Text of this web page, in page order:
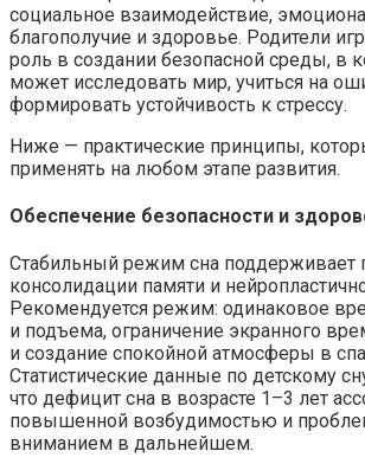
социальное взаимодействие,
благополучие и здоровье. Родители
роль в создании безопасной среды, в
может исследовать мир, учиться на
формировать устойчивость к стрессу.
Ниже — практические принципы,
применять на любом этапе развития.
Обеспечение безопасности и
Стабильный режим сна поддерживает
консолидации памяти и
Рекомендуется режим: одинаковое
и подъема, ограничение экранного
и создание спокойной атмосферы в
Статистические данные по детскому
что дефицит сна в возрасте 1–3 лет
повышенной возбудимостью и
вниманием в дальнейшем.